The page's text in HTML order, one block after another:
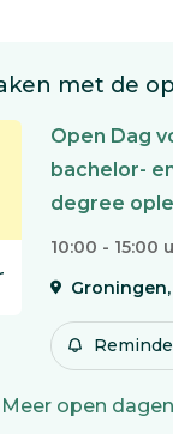
met de
Open Dag
bachelor-
degree
10:00 - 15:00
Meer open dagen